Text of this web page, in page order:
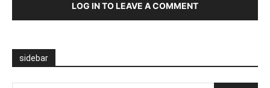
LOG IN TO LEAVE A COMMENT
sidebar